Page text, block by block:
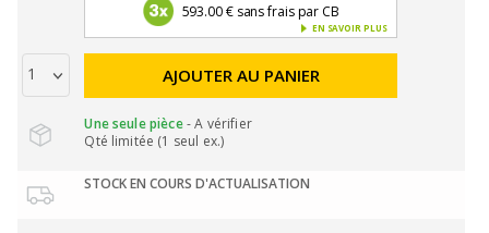
593.00 € sans frais par CB
EN SAVOIR PLUS
AJOUTER AU PANIER
Une seule pièce- A vérifier
Qté limitée (1 seul ex.)
STOCK EN COURS D'ACTUALISATION